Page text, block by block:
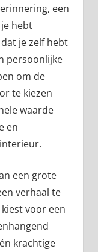
een
hebt
je zelf hebt
persoonlijke
om de
te kiezen
waarde
en
een grote
verhaal te
voor een
krachtige